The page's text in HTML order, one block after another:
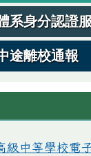
系身分認證
途離校通報
級中等學校電